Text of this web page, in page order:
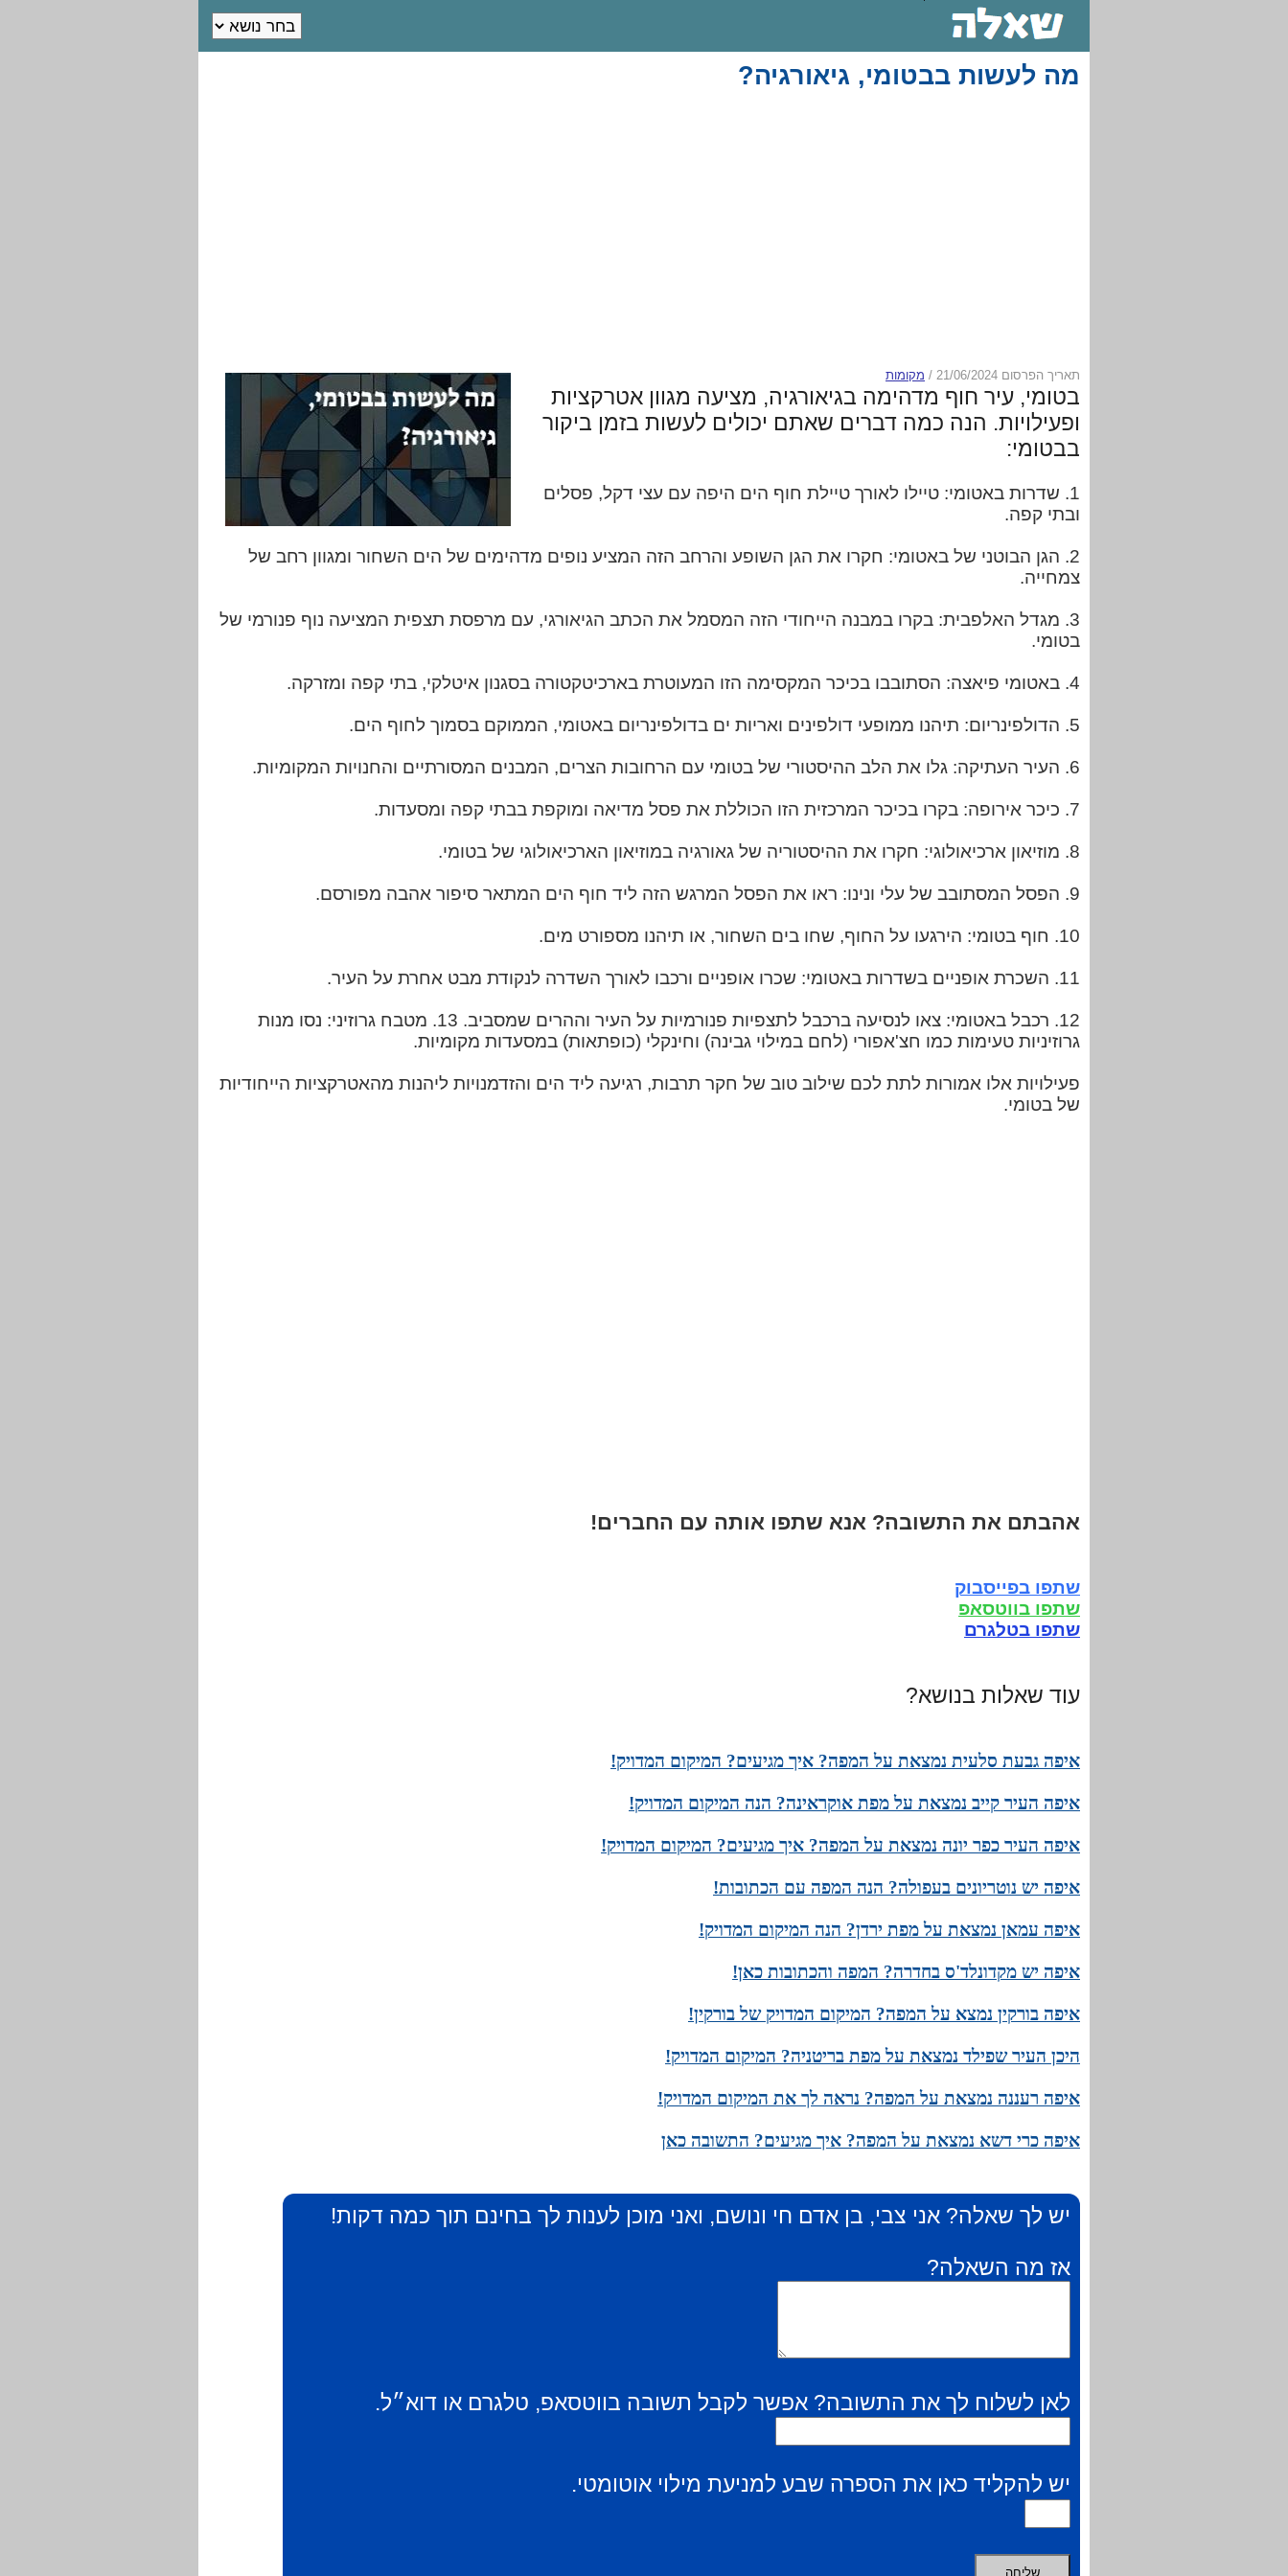
מה לעשות בבטומי, גיאורגיה?
תאריך הפרסום 21/06/2024 / מקומות
בטומי, עיר חוף מדהימה בגיאורגיה, מציעה מגוון אטרקציות
ופעילויות. הנה כמה דברים שאתם יכולים לעשות בזמן ביקור
בבטומי:
1. שדרות באטומי: טיילו לאורך טיילת חוף הים היפה עם עצי דקל, פסלים
ובתי קפה.
2. הגן הבוטני של באטומי: חקרו את הגן השופע והרחב הזה המציע נופים מדהימים של הים השחור ומגוון רחב של
צמחייה.
3. מגדל האלפבית: בקרו במבנה הייחודי הזה המסמל את הכתב הגיאורגי, עם מרפסת תצפית המציעה נוף פנורמי של
בטומי.
4. באטומי פיאצה: הסתובבו בכיכר המקסימה הזו המעוטרת בארכיטקטורה בסגנון איטלקי, בתי קפה ומזרקה.
5. הדולפינריום: תיהנו ממופעי דולפינים ואריות ים בדולפינריום באטומי, הממוקם בסמוך לחוף הים.
6. העיר העתיקה: גלו את הלב ההיסטורי של בטומי עם הרחובות הצרים, המבנים המסורתיים והחנויות המקומיות.
7. כיכר אירופה: בקרו בכיכר המרכזית הזו הכוללת את פסל מדיאה ומוקפת בבתי קפה ומסעדות.
8. מוזיאון ארכיאולוגי: חקרו את ההיסטוריה של גאורגיה במוזיאון הארכיאולוגי של בטומי.
9. הפסל המסתובב של עלי ונינו: ראו את הפסל המרגש הזה ליד חוף הים המתאר סיפור אהבה מפורסם.
10. חוף בטומי: הירגעו על החוף, שחו בים השחור, או תיהנו מספורט מים.
11. השכרת אופניים בשדרות באטומי: שכרו אופניים ורכבו לאורך השדרה לנקודת מבט אחרת על העיר.
12. רכבל באטומי: צאו לנסיעה ברכבל לתצפיות פנורמיות על העיר וההרים שמסביב. 13. מטבח גרוזיני: נסו מנות
גרוזיניות טעימות כמו חצ'אפורי (לחם במילוי גבינה) וחינקלי (כופתאות) במסעדות מקומיות.
פעילויות אלו אמורות לתת לכם שילוב טוב של חקר תרבות, רגיעה ליד הים והזדמנויות ליהנות מהאטרקציות הייחודיות
של בטומי.
אהבתם את התשובה? אנא שתפו אותה עם החברים!
שתפו בפייסבוק
שתפו בווטסאפ
שתפו בטלגרם
עוד שאלות בנושא?
איפה גבעת סלעית נמצאת על המפה? איך מגיעים? המיקום המדויק!
איפה העיר קייב נמצאת על מפת אוקראינה? הנה המיקום המדויק!
איפה העיר כפר יונה נמצאת על המפה? איך מגיעים? המיקום המדויק!
איפה יש נוטריונים בעפולה? הנה המפה עם הכתובות!
איפה עמאן נמצאת על מפת ירדן? הנה המיקום המדויק!
איפה יש מקדונלד'ס בחדרה? המפה והכתובות כאן!
איפה בורקין נמצא על המפה? המיקום המדויק של בורקין!
היכן העיר שפילד נמצאת על מפת בריטניה? המיקום המדויק!
איפה רעננה נמצאת על המפה? נראה לך את המיקום המדויק!
איפה כרי דשא נמצאת על המפה? איך מגיעים? התשובה כאן
יש לך שאלה? אני צבי, בן אדם חי ונושם, ואני מוכן לענות לך בחינם תוך כמה דקות!
אז מה השאלה?
לאן לשלוח לך את התשובה? אפשר לקבל תשובה בווטסאפ, טלגרם או דוא״ל.
יש להקליד כאן את הספרה שבע למניעת מילוי אוטומטי.